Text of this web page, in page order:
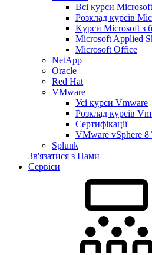
Всі курси Microsoft
Розклад курсів
Kyрси Microsoft з
Microsoft Applied
Microsoft Office
NetApp
Oracle
Red Hat
VMware
Усі курси Vmware
Розклад курсів
Сертифікації
VMware vSphere 8
Splunk
Зв'язатися з Нами
Сервіси